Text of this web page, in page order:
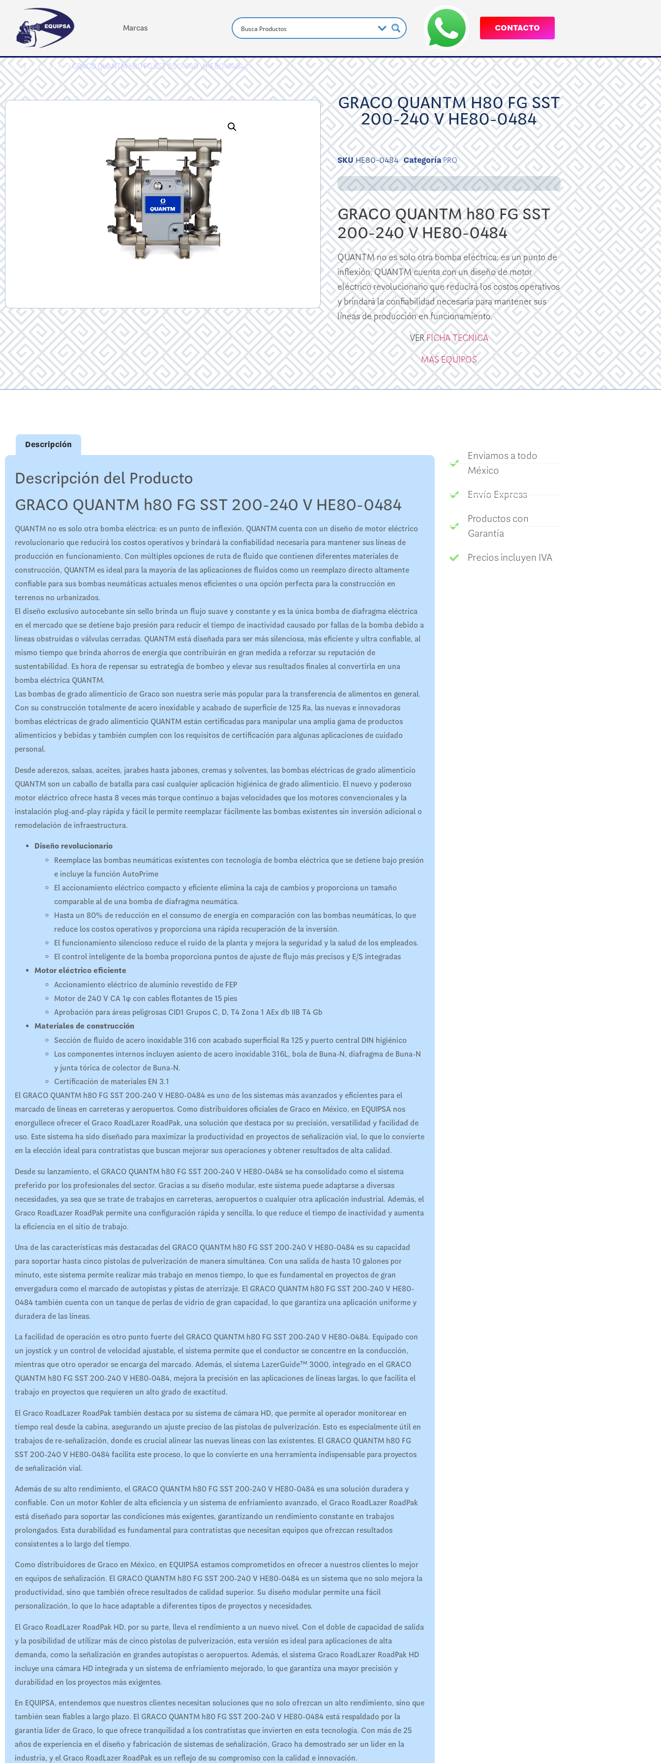
Marcas CONTACTO
Inicio/Graco/PRO/ GRACO QUANTM h80 FG SST 200-240 V HE80-0484
GRACO QUANTM H80 FG SST
200-240 V HE80-0484
SKUHE80-0484 CategoríaPRO
GRACO QUANTM h80 FG SST
200-240 V HE80-0484
QUANTM no es solo otra bomba eléctrica: es un punto de
inflexión. QUANTM cuenta con un diseño de motor
eléctrico revolucionario que reducirá los costos operativos
y brindará la confiabilidad necesaria para mantener sus
líneas de producción en funcionamiento.
VERFICHA TECNICA
MAS EQUIPOS
Descripción
Descripción del Producto
GRACO QUANTM h80 FG SST 200-240 V HE80-0484
QUANTM no es solo otra bomba eléctrica: es un punto de inflexión. QUANTM cuenta con un diseño de motor eléctrico
revolucionario que reducirá los costos operativos y brindará la confiabilidad necesaria para mantener sus líneas de
producción en funcionamiento. Con múltiples opciones de ruta de fluido que contienen diferentes materiales de
construcción, QUANTM es ideal para la mayoría de las aplicaciones de fluidos como un reemplazo directo altamente
confiable para sus bombas neumáticas actuales menos eficientes o una opción perfecta para la construcción en
terrenos no urbanizados.
El diseño exclusivo autocebante sin sello brinda un flujo suave y constante y es la única bomba de diafragma eléctrica
en el mercado que se detiene bajo presión para reducir el tiempo de inactividad causado por fallas de la bomba debido a
líneas obstruidas o válvulas cerradas. QUANTM está diseñada para ser más silenciosa, más eficiente y ultra confiable, al
mismo tiempo que brinda ahorros de energía que contribuirán en gran medida a reforzar su reputación de
sustentabilidad. Es hora de repensar su estrategia de bombeo y elevar sus resultados finales al convertirla en una
bomba eléctrica QUANTM.
Las bombas de grado alimenticio de Graco son nuestra serie más popular para la transferencia de alimentos en general.
Con su construcción totalmente de acero inoxidable y acabado de superficie de 125 Ra, las nuevas e innovadoras
bombas eléctricas de grado alimenticio QUANTM están certificadas para manipular una amplia gama de productos
alimenticios y bebidas y también cumplen con los requisitos de certificación para algunas aplicaciones de cuidado
personal.
Desde aderezos, salsas, aceites, jarabes hasta jabones, cremas y solventes, las bombas eléctricas de grado alimenticio
QUANTM son un caballo de batalla para casi cualquier aplicación higiénica de grado alimenticio. El nuevo y poderoso
motor eléctrico ofrece hasta 8 veces más torque continuo a bajas velocidades que los motores convencionales y la
instalación plug-and-play rápida y fácil le permite reemplazar fácilmente las bombas existentes sin inversión adicional o
remodelación de infraestructura.
Diseño revolucionario
Reemplace las bombas neumáticas existentes con tecnología de bomba eléctrica que se detiene bajo presión
e incluye la función AutoPrime
El accionamiento eléctrico compacto y eficiente elimina la caja de cambios y proporciona un tamaño
comparable al de una bomba de diafragma neumática.
Hasta un 80% de reducción en el consumo de energía en comparación con las bombas neumáticas, lo que
reduce los costos operativos y proporciona una rápida recuperación de la inversión.
El funcionamiento silencioso reduce el ruido de la planta y mejora la seguridad y la salud de los empleados.
El control inteligente de la bomba proporciona puntos de ajuste de flujo más precisos y E/S integradas
Motor eléctrico eficiente
Accionamiento eléctrico de aluminio revestido de FEP
Motor de 240 V CA 1φ con cables flotantes de 15 pies
Aprobación para áreas peligrosas CID1 Grupos C, D, T4 Zona 1 AEx db IIB T4 Gb
Materiales de construcción
Sección de fluido de acero inoxidable 316 con acabado superficial Ra 125 y puerto central DIN higiénico
Los componentes internos incluyen asiento de acero inoxidable 316L, bola de Buna-N, diafragma de Buna-N
y junta tórica de colector de Buna-N.
Certificación de materiales EN 3.1
El GRACO QUANTM h80 FG SST 200-240 V HE80-0484 es uno de los sistemas más avanzados y eficientes para el
marcado de líneas en carreteras y aeropuertos. Como distribuidores oficiales de Graco en México, en EQUIPSA nos
enorgullece ofrecer el Graco RoadLazer RoadPak, una solución que destaca por su precisión, versatilidad y facilidad de
uso. Este sistema ha sido diseñado para maximizar la productividad en proyectos de señalización vial, lo que lo convierte
en la elección ideal para contratistas que buscan mejorar sus operaciones y obtener resultados de alta calidad.
Desde su lanzamiento, el GRACO QUANTM h80 FG SST 200-240 V HE80-0484 se ha consolidado como el sistema
preferido por los profesionales del sector. Gracias a su diseño modular, este sistema puede adaptarse a diversas
necesidades, ya sea que se trate de trabajos en carreteras, aeropuertos o cualquier otra aplicación industrial. Además, el
Graco RoadLazer RoadPak permite una configuración rápida y sencilla, lo que reduce el tiempo de inactividad y aumenta
la eficiencia en el sitio de trabajo.
Una de las características más destacadas del GRACO QUANTM h80 FG SST 200-240 V HE80-0484 es su capacidad
para soportar hasta cinco pistolas de pulverización de manera simultánea. Con una salida de hasta 10 galones por
minuto, este sistema permite realizar más trabajo en menos tiempo, lo que es fundamental en proyectos de gran
envergadura como el marcado de autopistas y pistas de aterrizaje. El GRACO QUANTM h80 FG SST 200-240 V HE80-
0484 también cuenta con un tanque de perlas de vidrio de gran capacidad, lo que garantiza una aplicación uniforme y
duradera de las líneas.
La facilidad de operación es otro punto fuerte del GRACO QUANTM h80 FG SST 200-240 V HE80-0484. Equipado con
un joystick y un control de velocidad ajustable, el sistema permite que el conductor se concentre en la conducción,
mientras que otro operador se encarga del marcado. Además, el sistema LazerGuide™ 3000, integrado en el GRACO
QUANTM h80 FG SST 200-240 V HE80-0484, mejora la precisión en las aplicaciones de líneas largas, lo que facilita el
trabajo en proyectos que requieren un alto grado de exactitud.
El Graco RoadLazer RoadPak también destaca por su sistema de cámara HD, que permite al operador monitorear en
tiempo real desde la cabina, asegurando un ajuste preciso de las pistolas de pulverización. Esto es especialmente útil en
trabajos de re-señalización, donde es crucial alinear las nuevas líneas con las existentes. El GRACO QUANTM h80 FG
SST 200-240 V HE80-0484 facilita este proceso, lo que lo convierte en una herramienta indispensable para proyectos
de señalización vial.
Además de su alto rendimiento, el GRACO QUANTM h80 FG SST 200-240 V HE80-0484 es una solución duradera y
confiable. Con un motor Kohler de alta eficiencia y un sistema de enfriamiento avanzado, el Graco RoadLazer RoadPak
está diseñado para soportar las condiciones más exigentes, garantizando un rendimiento constante en trabajos
prolongados. Esta durabilidad es fundamental para contratistas que necesitan equipos que ofrezcan resultados
consistentes a lo largo del tiempo.
Como distribuidores de Graco en México, en EQUIPSA estamos comprometidos en ofrecer a nuestros clientes lo mejor
en equipos de señalización. El GRACO QUANTM h80 FG SST 200-240 V HE80-0484 es un sistema que no solo mejora la
productividad, sino que también ofrece resultados de calidad superior. Su diseño modular permite una fácil
personalización, lo que lo hace adaptable a diferentes tipos de proyectos y necesidades.
El Graco RoadLazer RoadPak HD, por su parte, lleva el rendimiento a un nuevo nivel. Con el doble de capacidad de salida
y la posibilidad de utilizar más de cinco pistolas de pulverización, esta versión es ideal para aplicaciones de alta
demanda, como la señalización en grandes autopistas o aeropuertos. Además, el sistema Graco RoadLazer RoadPak HD
incluye una cámara HD integrada y un sistema de enfriamiento mejorado, lo que garantiza una mayor precisión y
durabilidad en los proyectos más exigentes.
En EQUIPSA, entendemos que nuestros clientes necesitan soluciones que no solo ofrezcan un alto rendimiento, sino que
también sean fiables a largo plazo. El GRACO QUANTM h80 FG SST 200-240 V HE80-0484 está respaldado por la
garantía líder de Graco, lo que ofrece tranquilidad a los contratistas que invierten en esta tecnología. Con más de 25
años de experiencia en el diseño y fabricación de sistemas de señalización, Graco ha demostrado ser un líder en la
industria, y el Graco RoadLazer RoadPak es un reflejo de su compromiso con la calidad e innovación.
Enviamos a todo
México
Envío Express
Productos con
Garantía
Precios incluyen IVA